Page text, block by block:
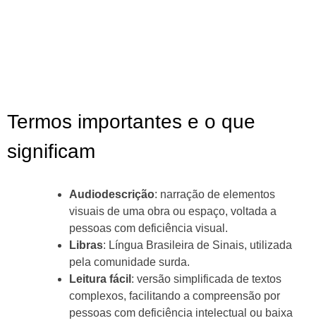
Termos importantes e o que
significam
Audiodescrição: narração de elementos
visuais de uma obra ou espaço, voltada a
pessoas com deficiência visual.
Libras: Língua Brasileira de Sinais, utilizada
pela comunidade surda.
Leitura fácil : versão simplificada de textos
complexos, facilitando a compreensão por
pessoas com deficiência intelectual ou baixa